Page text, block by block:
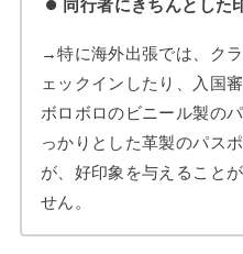
同行者にきちんとした
→特に海外出張では、ク
ェックインしたり、入国
ボロボロのビニール製の
っかりとした革製のパス
が、好印象を与えること
せん。